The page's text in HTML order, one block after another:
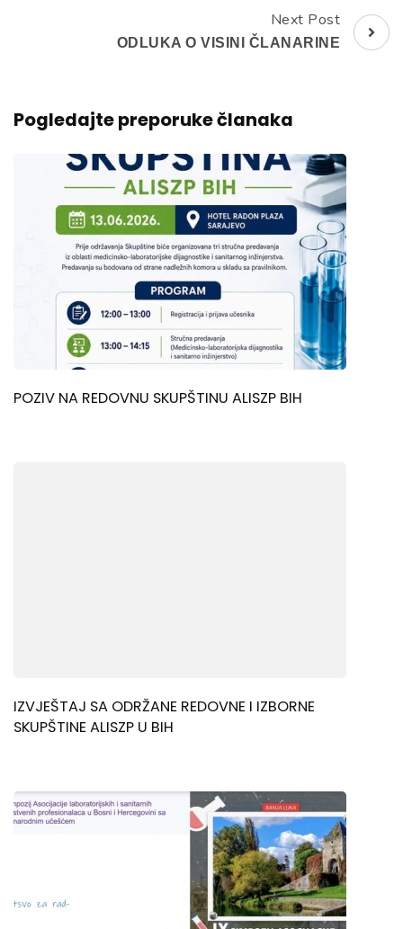
Next Post
ODLUKA O VISINI ČLANARINE
Pogledajte preporuke članaka
POZIV NA REDOVNU SKUPŠTINU ALISZP BIH
IZVJEŠTAJ SA ODRŽANE REDOVNE I IZBORNE
SKUPŠTINE ALISZP U BIH